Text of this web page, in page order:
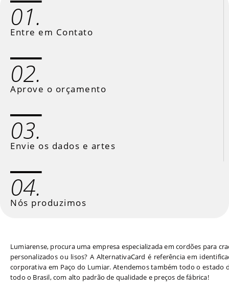
01.
Entre em Contato
02.
Aprove o orçamento
03.
Envie os dados e artes
04.
Nós produzimos
Lumiarense, procura uma empresa especializada em cordões para
personalizados ou lisos? A AlternativaCard é referência em
corporativa em Paço do Lumiar. Atendemos também todo o estado
todo o Brasil, com alto padrão de qualidade e preços de fábrica!